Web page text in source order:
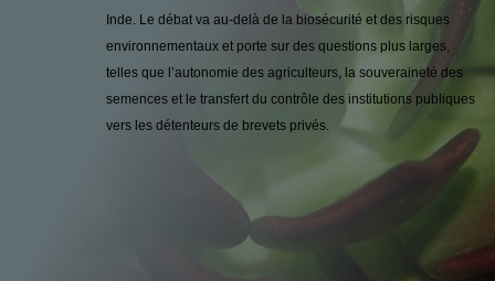
Inde. Le débat va au-delà de la biosécurité et des risques
environnementaux et porte sur des questions plus larges,
telles que l’autonomie des agriculteurs, la souveraineté des
semences et le transfert du contrôle des institutions publiques
vers les détenteurs de brevets privés.